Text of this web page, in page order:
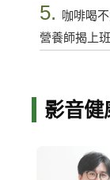
5.
咖啡喝
營養師揭上
影音健